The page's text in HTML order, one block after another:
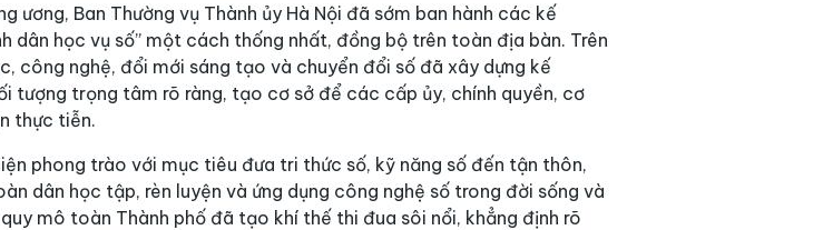
ương, Ban Thường vụ Thành ủy Hà Nội đã sớm ban hành các kế
dân học vụ số” một cách thống nhất, đồng bộ trên toàn địa bàn. Trên
công nghệ, đổi mới sáng tạo và chuyển đổi số đã xây dựng kế
tượng trọng tâm rõ ràng, tạo cơ sở để các cấp ủy, chính quyền, cơ
thực tiễn.
phong trào với mục tiêu đưa tri thức số, kỹ năng số đến tận thôn,
dân học tập, rèn luyện và ứng dụng công nghệ số trong đời sống và
mô toàn Thành phố đã tạo khí thế thi đua sôi nổi, khẳng định rõ